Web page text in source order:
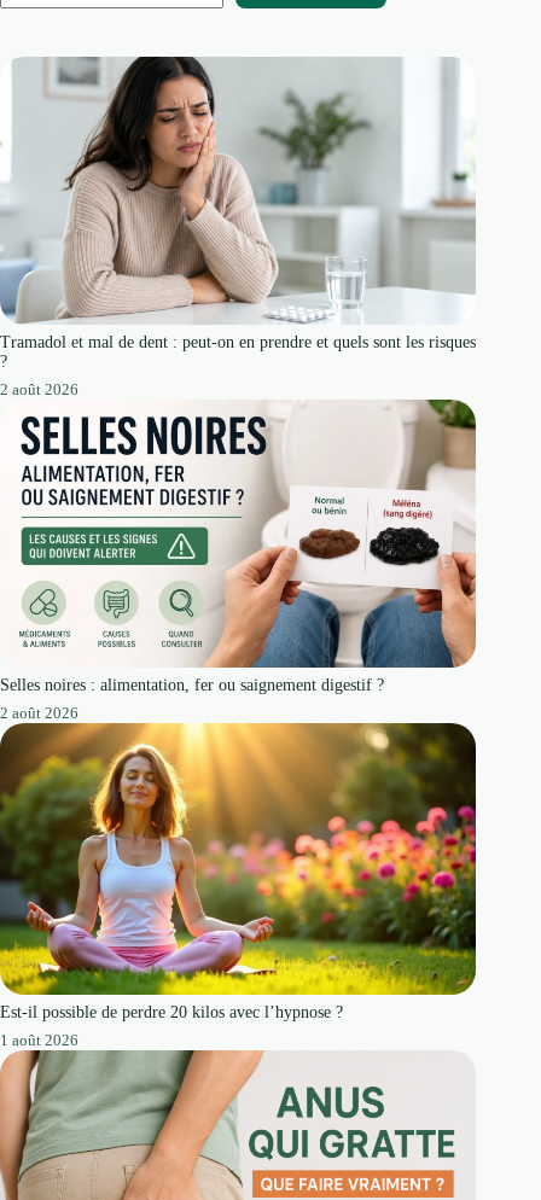
Tramadol et mal de dent : peut-on en prendre et quels sont les risques
?
2 août 2026
Selles noires : alimentation, fer ou saignement digestif ?
2 août 2026
Est-il possible de perdre 20 kilos avec l’hypnose ?
1 août 2026